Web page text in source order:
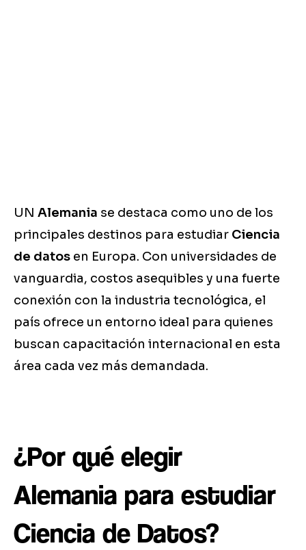
UN Alemania se destaca como uno de los
principales destinos para estudiar Ciencia
de datos en Europa. Con universidades de
vanguardia, costos asequibles y una fuerte
conexión con la industria tecnológica, el
país ofrece un entorno ideal para quienes
buscan capacitación internacional en esta
área cada vez más demandada.
¿Por qué elegir
Alemania para estudiar
Ciencia de Datos?